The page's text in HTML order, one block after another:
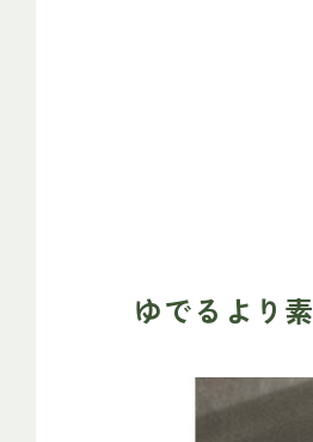
ゆでるより